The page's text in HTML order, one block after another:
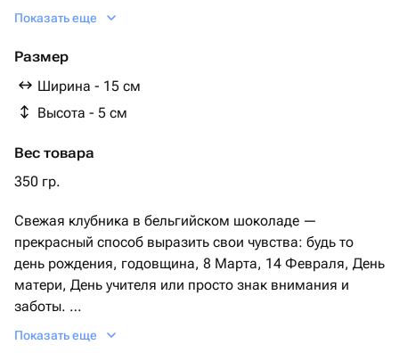
(Состав: Сахар, масло какао, сухое цельное молоко,
добавит бесплатну открытку!
Рекомендуем хранить продукцию не более 24 часов при
температуре от +4
Перед употреблением подержать при комнатной
температуре 15 минут.
Показать еще
Размер
Ширина - 15 см
Высота - 5 см
Вес товара
350 гр.
Свежая клубника в бельгийском шоколаде —
прекрасный способ выразить свои чувства: будь то
день рождения, годовщина, 8 Марта, 14 Февраля, День
матери, День учителя или просто знак внимания и
заботы.
Показать еще